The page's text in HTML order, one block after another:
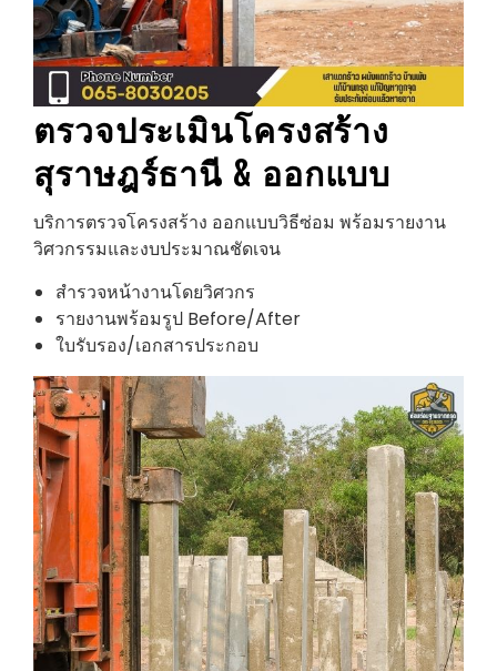
ตรวจประเมินโครงสร้าง
สุราษฎร์ธานี & ออกแบบ
บริการตรวจโครงสร้าง ออกแบบวิธีซ่อม พร้อมรายงาน
วิศวกรรมและงบประมาณชัดเจน
สำรวจหน้างานโดยวิศวกร
รายงานพร้อมรูป Before/After
ใบรับรอง/เอกสารประกอบ